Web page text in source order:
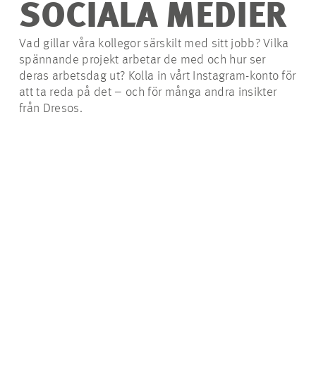
SOCIALA MEDIER
Vad gillar våra kollegor särskilt med sitt jobb? Vilka
spännande projekt arbetar de med och hur ser
deras arbetsdag ut? Kolla in vårt Instagram-konto för
att ta reda på det – och för många andra insikter
från Dresos.